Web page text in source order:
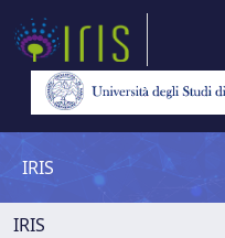
IRIS
IRIS